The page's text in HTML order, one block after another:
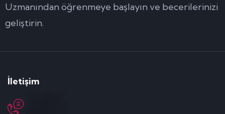
Uzmanından öğrenmeye başlayın ve becerilerinizi
geliştirin.
İletişim